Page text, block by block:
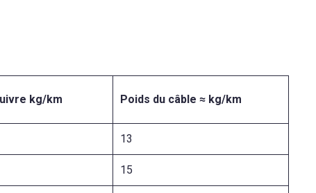
kg/km Poids du câble ≈ kg/km
13
15